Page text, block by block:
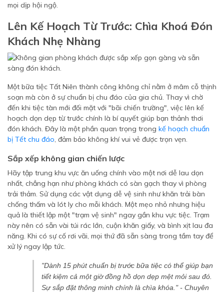
mọi dịp hội ngộ.
Lên Kế Hoạch Từ Trước: Chìa Khoá Đón
Khách Nhẹ Nhàng
Một bữa tiệc Tất Niên thành công không chỉ nằm ở mâm cỗ thịnh
soạn mà còn ở sự chuẩn bị chu đáo của gia chủ. Thay vì chờ
đến khi tiệc tàn mới đối mặt với "bãi chiến trường", việc lên kế
hoạch dọn dẹp từ trước chính là bí quyết giúp bạn thảnh thơi
đón khách. Đây là một phần quan trọng trong kế hoạch chuẩn
bị Tết chu đáo, đảm bảo không khí vui vẻ được trọn vẹn.
Sắp xếp không gian chiến lược
Hãy tập trung khu vực ăn uống chính vào một nơi dễ lau dọn
nhất, chẳng hạn như phòng khách có sàn gạch thay vì phòng
trải thảm. Sử dụng các vật dụng dễ vệ sinh như khăn trải bàn
chống thấm và lót ly cho mỗi khách. Một mẹo nhỏ nhưng hiệu
quả là thiết lập một "trạm vệ sinh" ngay gần khu vực tiệc. Trạm
này nên có sẵn vài túi rác lớn, cuộn khăn giấy, và bình xịt lau đa
năng. Khi có sự cố rơi vãi, mọi thứ đã sẵn sàng trong tầm tay để
xử lý ngay lập tức.
"Dành 15 phút chuẩn bị trước bữa tiệc có thể giúp bạn
tiết kiệm cả một giờ đồng hồ dọn dẹp mệt mỏi sau đó.
Sự sắp đặt thông minh chính là chìa khóa."- Chuyên